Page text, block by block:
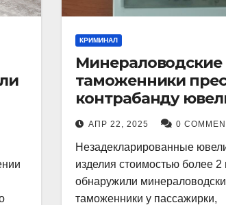
КРИМИНАЛ
Минераловодские
таможенники
контрабанду
изделий на 2 млн
АПР 22, 2025 0
Незадекларированные
изделия стоимостью более 2
обнаружили
таможенники у пассажирки,